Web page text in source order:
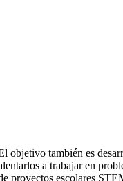
objetivo también es
a trabajar en
proyectos escolares